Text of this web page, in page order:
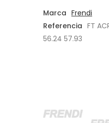
Marca Frendi
Referencia FT
56.24 57.93